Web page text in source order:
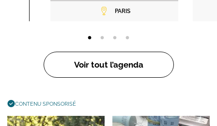
PARIS
Voir tout l’agenda
CONTENU SPONSORISÉ